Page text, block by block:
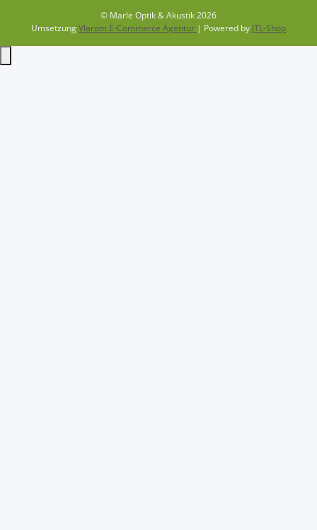
© Marle Optik & Akustik 2026
UmsetzungVlarom E-Commerce Agentur | Powered by JTL-Shop